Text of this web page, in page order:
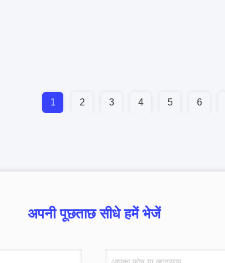
1 2 3 4 5 6
अपनी पूछताछ सीधे हमें भेजें